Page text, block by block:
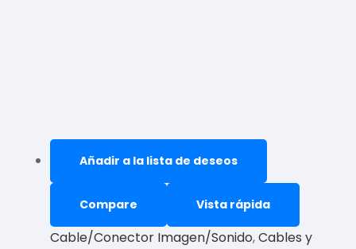
Añadir a la lista de deseos
Compare Vista rápida
Cable/Conector Imagen/Sonido,Cables y